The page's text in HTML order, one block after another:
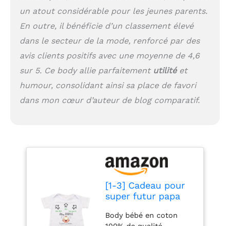
un atout considérable pour les jeunes parents.
En outre, il bénéficie d’un classement élevé
dans le secteur de la mode, renforcé par des
avis clients positifs avec une moyenne de 4,6
sur 5. Ce body allie parfaitement utilitéet
humour, consolidant ainsi sa place de favori
dans mon cœur d’auteur de blog comparatif.
[1-3] Cadeau pour
super futur papa
Tu Peux y Arriver
Body bébé en coton